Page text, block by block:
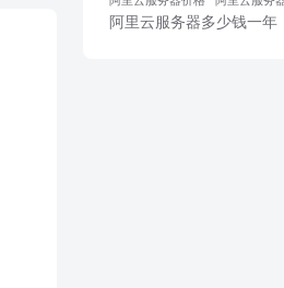
阿里云服务器多少钱一年